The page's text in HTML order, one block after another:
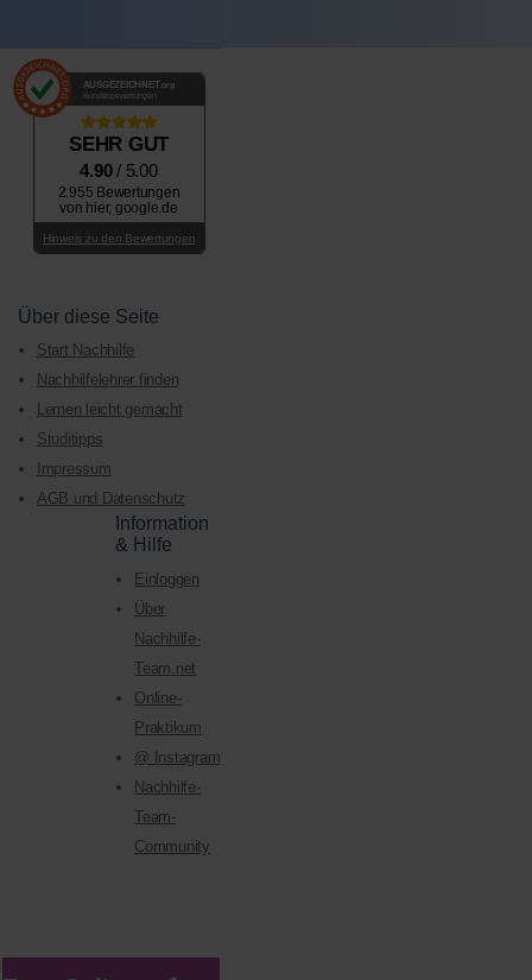
AUSGEZEICHNET .org
Kundenbewertungen
SEHR GUT
4.90/ 5.00
2.955 Bewertungen
von hier, google.de
Hinweis zu den Bewertungen
Über diese Seite
Start Nachhilfe
Nachhilfelehrer finden
Lernen leicht gemacht
Studitipps
Impressum
AGB und Datenschutz
Information
& Hilfe
Einloggen
Über
Nachhilfe-
Team.net
Online-
Praktikum
@ Instagram
Nachhilfe-
Team-
Community